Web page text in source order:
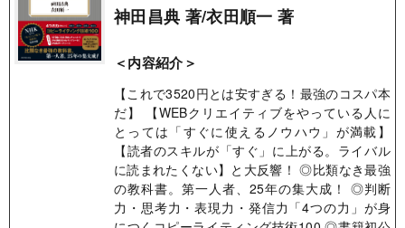
神田昌典 著/衣田順一 著
＜内容紹介＞
【これで3520円とは安すぎる！最強のコスパ本
だ】 【WEBクリエイティブをやっている人に
とっては「すぐに使えるノウハウ」が満載】
【読者のスキルが「すぐ」に上がる。ライバル
に読まれたくない】と大反響！ ◎比類なき最強
の教科書。第一人者、25年の集大成！ ◎判断
力・思考力・表現力・発信力「4つの力」が身